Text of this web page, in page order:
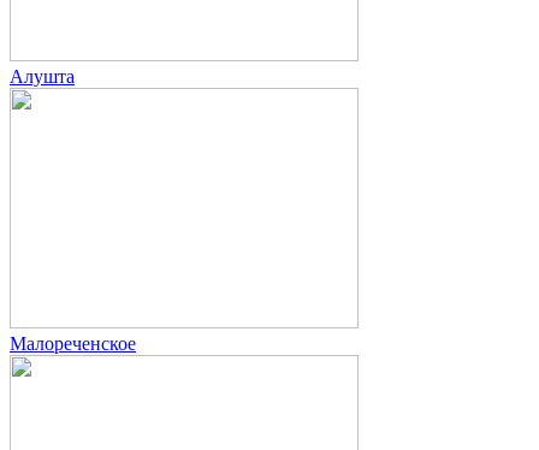
Алушта
Малореченское